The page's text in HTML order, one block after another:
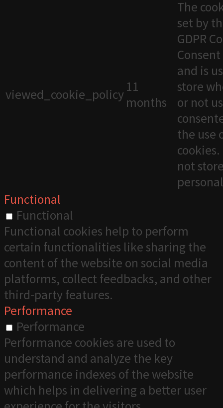
viewed_cookie_policy 11
months
The
set by
GDPR
and is
store
or not
the use
not
Functional
Functional
Functional cookies help to perform
certain functionalities like sharing the
content of the website on social media
platforms, collect feedbacks, and other
third-party features.
Performance
Performance
Performance cookies are used to
understand and analyze the key
performance indexes of the website
which helps in delivering a better user